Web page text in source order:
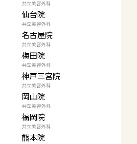
共立美容外科
仙台院
共立美容外科
名古屋院
共立美容外科
梅田院
共立美容外科
神戸三宮院
共立美容外科
岡山院
共立美容外科
福岡院
共立美容外科
熊本院